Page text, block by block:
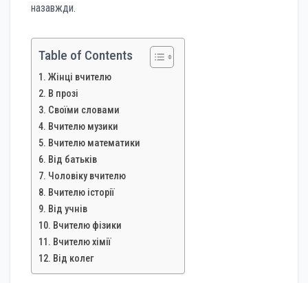
назавжди.
Table of Contents
Жінці вчителю
В прозі
Своїми словами
Вчителю музики
Вчителю математики
Від батьків
Чоловіку вчителю
Вчителю історії
Від учнів
Вчителю фізики
Вчителю хімії
Від колег